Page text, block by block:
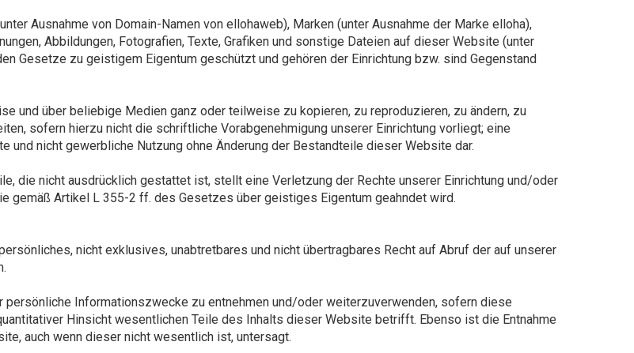
Ausnahme von Domain-Namen von ellohaweb), Marken (unter Ausnahme der Marke elloha),
Abbildungen, Fotografien, Texte, Grafiken und sonstige Dateien auf dieser Website (unter
Gesetze zu geistigem Eigentum geschützt und gehören der Einrichtung bzw. sind Gegenstand
und über beliebige Medien ganz oder teilweise zu kopieren, zu reproduzieren, zu ändern, zu
sofern hierzu nicht die schriftliche Vorabgenehmigung unserer Einrichtung vorliegt; eine
nicht gewerbliche Nutzung ohne Änderung der Bestandteile dieser Website dar.
die nicht ausdrücklich gestattet ist, stellt eine Verletzung der Rechte unserer Einrichtung und/oder
gemäß Artikel L 355-2 ff. des Gesetzes über geistiges Eigentum geahndet wird.
nicht exklusives, unabtretbares und nicht übertragbares Recht auf Abruf der auf unserer
Informationszwecke zu entnehmen und/oder weiterzuverwenden, sofern diese
Hinsicht wesentlichen Teile des Inhalts dieser Website betrifft. Ebenso ist die Entnahme
auch wenn dieser nicht wesentlich ist, untersagt.